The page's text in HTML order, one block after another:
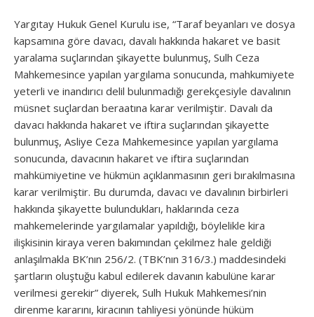
Yargıtay Hukuk Genel Kurulu ise, “Taraf beyanları ve dosya
kapsamına göre davacı, davalı hakkında hakaret ve basit
yaralama suçlarından şikayette bulunmuş, Sulh Ceza
Mahkemesince yapılan yargılama sonucunda, mahkumiyete
yeterli ve inandırıcı delil bulunmadığı gerekçesiyle davalının
müsnet suçlardan beraatına karar verilmiştir. Davalı da
davacı hakkında hakaret ve iftira suçlarından şikayette
bulunmuş, Asliye Ceza Mahkemesince yapılan yargılama
sonucunda, davacının hakaret ve iftira suçlarından
mahkümiyetine ve hükmün açıklanmasının geri bırakılmasına
karar verilmiştir. Bu durumda, davacı ve davalının birbirleri
hakkında şikayette bulundukları, haklarında ceza
mahkemelerinde yargılamalar yapıldığı, böylelikle kira
ilişkisinin kiraya veren bakımından çekilmez hale geldiği
anlaşılmakla BK’nın 256/2. (TBK’nın 316/3.) maddesindeki
şartların oluştuğu kabul edilerek davanın kabulüne karar
verilmesi gerekir” diyerek, Sulh Hukuk Mahkemesi’nin
direnme kararını, kiracının tahliyesi yönünde hüküm